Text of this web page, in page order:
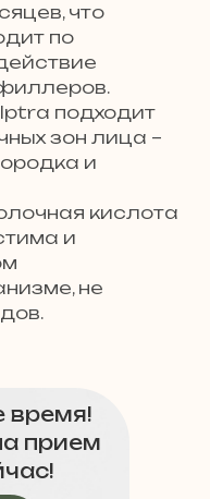
что
по
подходит
зон лица –
и
кислота
и
не
время!
прием